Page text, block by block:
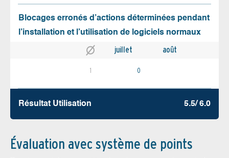
Blocages erronés d’actions déterminées pendant
l’installation et l’utilisation de logiciels normaux
juillet août
1 0
Résultat Utilisation 5.5/ 6.0
Évaluation avec système de points